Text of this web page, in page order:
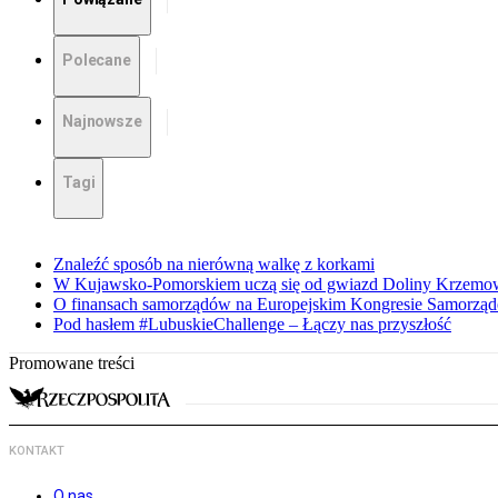
Polecane
Najnowsze
Tagi
Znaleźć sposób na nierówną walkę z korkami
W Kujawsko-Pomorskiem uczą się od gwiazd Doliny
O finansach samorządów na Europejskim Kongresie
Pod hasłem #LubuskieChallenge – Łączy nas przyszłość
Promowane treści
KONTAKT